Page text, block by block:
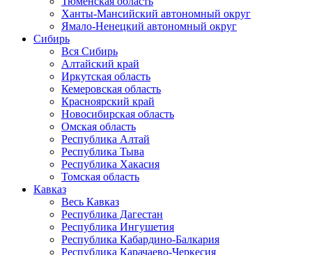
Ханты-Мансийский автономный округ
Ямало-Ненецкий автономный округ
Сибирь
Вся Сибирь
Алтайский край
Иркутская область
Кемеровская область
Красноярский край
Новосибирская область
Омская область
Республика Алтай
Республика Тыва
Республика Хакасия
Томская область
Кавказ
Весь Кавказ
Республика Дагестан
Республика Ингушетия
Республика Кабардино-Балкария
Республика Карачаево-Черкесия